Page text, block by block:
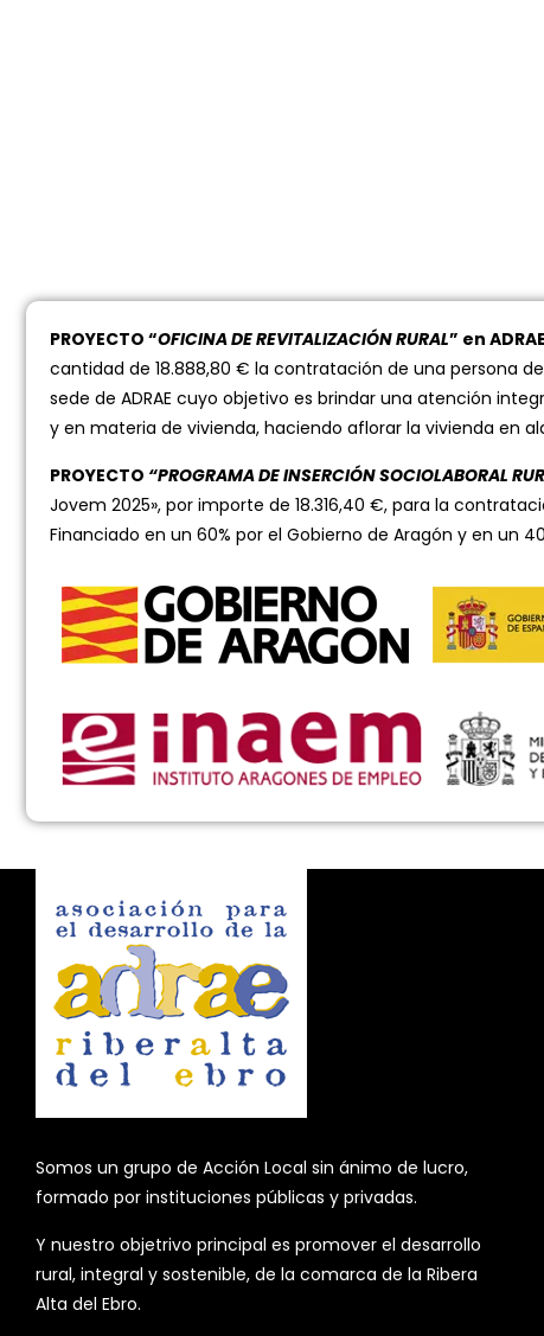
PROYECTO “OFICINA DE REVITALIZACIÓN RURAL” en
cantidad de 18.888,80 € la contratación de una persona
sede de ADRAE cuyo objetivo es brindar una atención
y en materia de vivienda, haciendo aflorar la vivienda en
PROYECTO “PROGRAMA DE INSERCIÓN SOCIOLABORAL
Jovem 2025», por importe de 18.316,40 €, para la
Financiado en un 60% por el Gobierno de Aragón y en un
Somos un grupo de Acción Local sin ánimo de lucro,
formado por instituciones públicas y privadas.
Y nuestro objetrivo principal es promover el desarrollo
rural, integral y sostenible, de la comarca de la Ribera
Alta del Ebro.